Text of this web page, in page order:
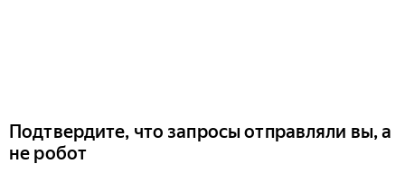
Подтвердите, что запросы отправляли вы, а
не робот